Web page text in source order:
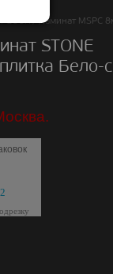
/Ламинат MSPC
STONE
Бело-
2